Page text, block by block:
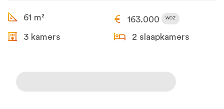
61 m² 163.000 WOZ
3 kamers 2 slaapkamers